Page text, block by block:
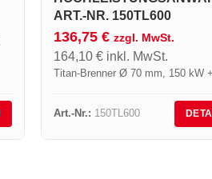
ART.-NR. 150TL600
136,75 € zzgl. MwSt.
164,10 € inkl. MwSt.
Titan-Brenner Ø 70 mm, 150 kW
Art.-Nr.: 150TL600